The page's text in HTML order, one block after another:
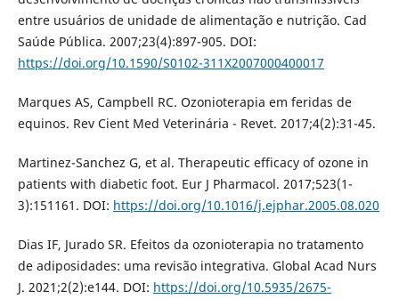
entre usuários de unidade de alimentação e nutrição. Cad
Saúde Pública. 2007;23(4):897-905. DOI:
https://doi.org/10.1590/S0102-311X2007000400017
Marques AS, Campbell RC. Ozonioterapia em feridas de
equinos. Rev Cient Med Veterinária - Revet. 2017;4(2):31-45.
Martinez-Sanchez G, et al. Therapeutic efficacy of ozone in
patients with diabetic foot. Eur J Pharmacol. 2017;523(1-
3):151161. DOI: https://doi.org/10.1016/j.ejphar.2005.08.020
Dias IF, Jurado SR. Efeitos da ozonioterapia no tratamento
de adiposidades: uma revisão integrativa. Global Acad Nurs
J. 2021;2(2):e144. DOI: https://doi.org/10.5935/2675-